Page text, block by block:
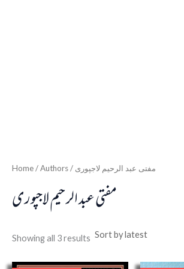
Home / Authors / مفتی عبد الرحیم لاجپوری
مفتی عبد الرحیم لاجپوری
Showing all 3 results
Original
Current